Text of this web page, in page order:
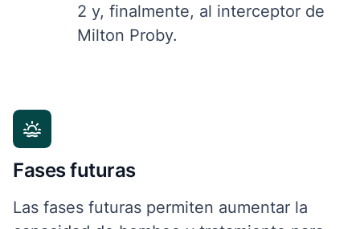
2 y, finalmente, al interceptor de
Milton Proby.
Fases futuras
Las fases futuras permiten aumentar la